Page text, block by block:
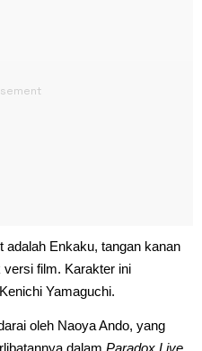
adalah Enkaku, tangan kanan
film. Karakter ini
Yamaguchi.
oleh Naoya Ando, yang
dalam Paradox Live